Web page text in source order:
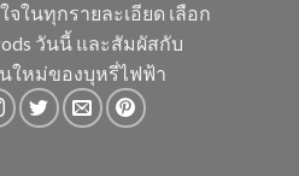
จในทุกรายละเอียด เลือก
วันนี้ และสัมผัสกับ
ใหม่ของบุหรี่ไฟฟ้า